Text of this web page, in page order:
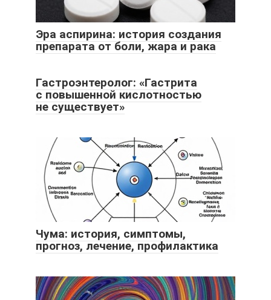
Эра аспирина: история создания
препарата от боли, жара и рака
Гастроэнтеролог: «Гастрита
с повышенной кислотностью
не существует»
Чума: история, симптомы,
прогноз, лечение, профилактика